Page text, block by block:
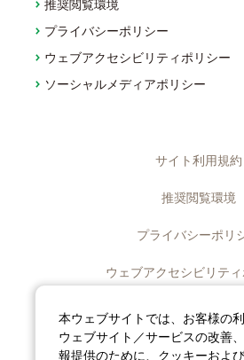
推奨閲覧環境
プライバシーポリシー
ウェブアクセシビリティポリシー
ソーシャルメディアポリシー
サイト利用規約
推奨閲覧環境
プライバシーポリ
ウェブアクセシビリテ
ディスクロージャーポ
ソーシャルメディア
本ウェブサイトでは、お客様の
ウェブサイト／サービスの改善
報提供のために、クッキーおよ